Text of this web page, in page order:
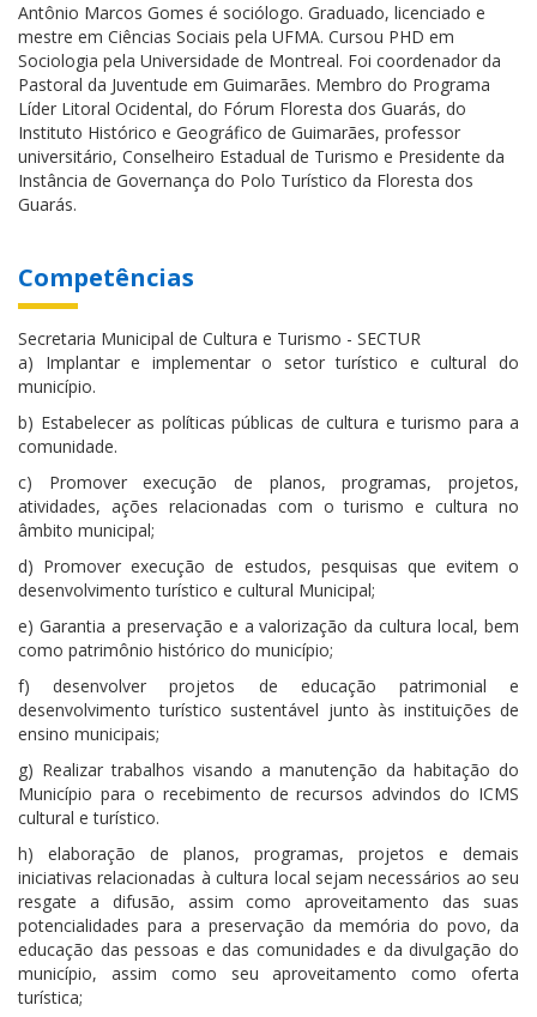
Antônio Marcos Gomes é sociólogo. Graduado, licenciado e
mestre em Ciências Sociais pela UFMA. Cursou PHD em
Sociologia pela Universidade de Montreal. Foi coordenador da
Pastoral da Juventude em Guimarães. Membro do Programa
Líder Litoral Ocidental, do Fórum Floresta dos Guarás, do
Instituto Histórico e Geográfico de Guimarães, professor
universitário, Conselheiro Estadual de Turismo e Presidente da
Instância de Governança do Polo Turístico da Floresta dos
Guarás.
Competências
Secretaria Municipal de Cultura e Turismo - SECTUR
a) Implantar e implementar o setor turístico e cultural do
município.
b) Estabelecer as políticas públicas de cultura e turismo para a
comunidade.
c) Promover execução de planos, programas, projetos,
atividades, ações relacionadas com o turismo e cultura no
âmbito municipal;
d) Promover execução de estudos, pesquisas que evitem o
desenvolvimento turístico e cultural Municipal;
e) Garantia a preservação e a valorização da cultura local, bem
como patrimônio histórico do município;
f) desenvolver projetos de educação patrimonial e
desenvolvimento turístico sustentável junto às instituições de
ensino municipais;
g) Realizar trabalhos visando a manutenção da habitação do
Município para o recebimento de recursos advindos do ICMS
cultural e turístico.
h) elaboração de planos, programas, projetos e demais
iniciativas relacionadas à cultura local sejam necessários ao seu
resgate a difusão, assim como aproveitamento das suas
potencialidades para a preservação da memória do povo, da
educação das pessoas e das comunidades e da divulgação do
município, assim como seu aproveitamento como oferta
turística;